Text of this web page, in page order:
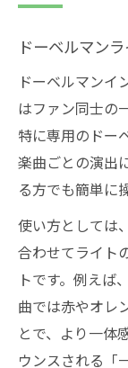
ドーベルマン
ドーベルマンイ
はファン同士の
特に専用のドー
楽曲ごとの演出
る方でも簡単に
使い方としては
合わせてライト
トです。例えば
曲では赤やオレ
とで、より一体
ウンスされる「